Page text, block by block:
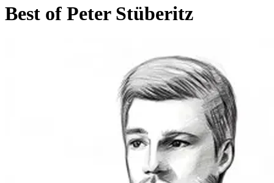
Best of Peter Stüberitz